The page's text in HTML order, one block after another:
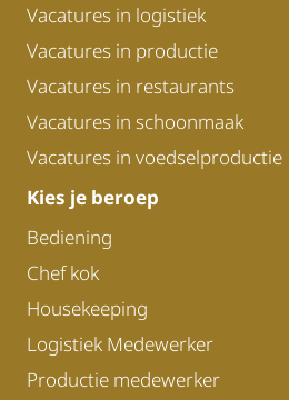
Vacatures in logistiek
Vacatures in productie
Vacatures in restaurants
Vacatures in schoonmaak
Vacatures in voedselproductie
Kies je beroep
Bediening
Chef kok
Housekeeping
Logistiek Medewerker
Productie medewerker